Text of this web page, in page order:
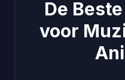
De
voor